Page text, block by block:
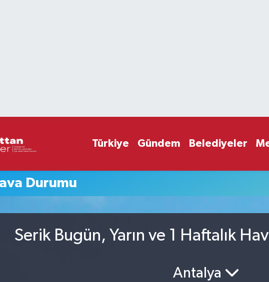
Türkiye Gündem Belediyeler
Durumu
Serik Bugün, Yarın ve 1 Haftalık
Antalya